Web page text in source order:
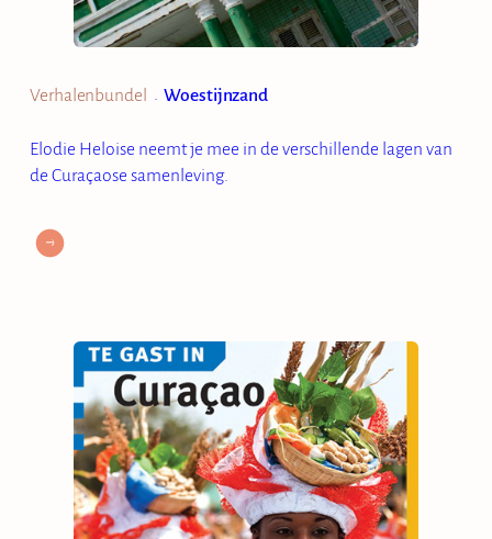
Verhalenbundel • Woestijnzand
Elodie Heloise neemt je mee in de verschillende lagen van
de Curaçaose samenleving.